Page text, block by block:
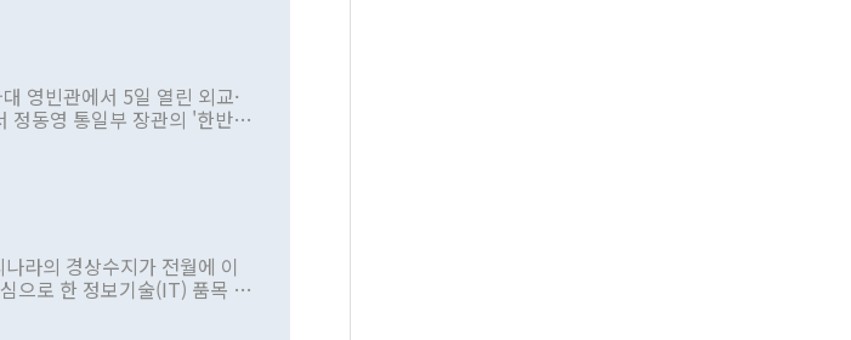
영빈관에서 5일 열린 외교·
정동영 통일부 장관의 '한반도
정책으로 추진하겠다고 공
판을 내놨다. 그동안 정 장
여러 번 있지만 대통령과 유
명한 것은 이례적이다. 정 장
다는 목소리도 높아지고 있
라의 경상수지가 전월에 이
으로 한 정보기술(IT) 품목 수